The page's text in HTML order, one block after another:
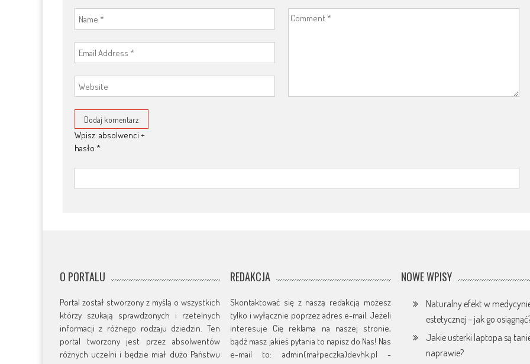
Wpisz: absolwenci +
hasło *
O PORTALU
Portal został stworzony z myślą o wszystkich
którzy szukają sprawdzonych i rzetelnych
informacji z różnego rodzaju dziedzin. Ten
portal tworzony jest przez absolwentów
różnych uczelni i będzie miał dużo Państwu
REDAKCJA
Skontaktować się z naszą redakcją możesz
tylko i wyłącznie poprzez adres e-mail. Jeżeli
interesuje Cię reklama na naszej stronie,
bądź masz jakieś pytania to napisz do Nas! Nas
e-mail to: admin(małpeczka)devhk.pl -
NOWE WPISY
Naturalny efekt w
estetycznej – jak go
Jakie usterki laptopa są
naprawie?